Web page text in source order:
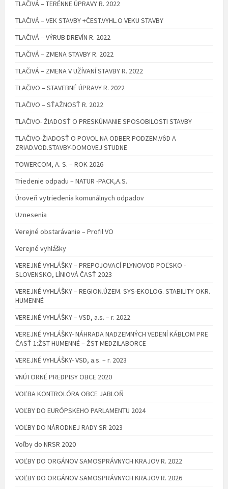
TLAČIVÁ – TERÉNNE ÚPRAVY R. 2022
TLAČIVÁ – VEK STAVBY +ČEST.VYHL.O VEKU STAVBY
TLAČIVÁ – VÝRUB DREVÍN R. 2022
TLAČIVÁ – ZMENA STAVBY R. 2022
TLAČIVÁ – ZMENA V UŽÍVANÍ STAVBY R. 2022
TLAČIVO – STAVEBNÉ ÚPRAVY R. 2022
TLAČIVO – SŤAŽNOSŤ R. 2022
TLAČIVO- ŽIADOSŤ O PRESKÚMANIE SPOSOBILOSTI STAVBY
TLAČIVO-ŽIADOSŤ O POVOL.NA ODBER PODZEM.VôD A
ZRIAD.VOD.STAVBY-DOMOVEJ STUDNE
TOWERCOM, A. S. – ROK 2026
Triedenie odpadu – NATUR -PACK,A.S.
Úroveň vytriedenia komunálnych odpadov
Uznesenia
Verejné obstarávanie – Profil VO
Verejné vyhlášky
VEREJNÉ VYHLÁŠKY – PREPOJOVACÍ PLYNOVOD POĽSKO -
SLOVENSKO, LÍNIOVÁ ČASŤ 2023
VEREJNÉ VYHLÁŠKY – REGION.ÚZEM. SYS-EKOLOG. STABILITY OKR.
HUMENNÉ
VEREJNÉ VYHLÁŠKY – VSD, a.s. – r. 2022
VEREJNÉ VYHLÁŠKY- NÁHRADA NADZEMNÝCH VEDENÍ KÁBLOM PRE
ČASŤ 1:ŽST HUMENNÉ – ŽST MEDZILABORCE
VEREJNÉ VYHLÁŠKY- VSD, a.s. – r. 2023
VNÚTORNÉ PREDPISY OBCE 2020
VOĽBA KONTROLÓRA OBCE JABLOŇ
VOĽBY DO EURÓPSKEHO PARLAMENTU 2024
VOĽBY DO NÁRODNEJ RADY SR 2023
Voľby do NRSR 2020
VOĽBY DO ORGÁNOV SAMOSPRÁVNYCH KRAJOV R. 2022
VOĽBY DO ORGÁNOV SAMOSPRÁVNYCH KRAJOV R. 2026